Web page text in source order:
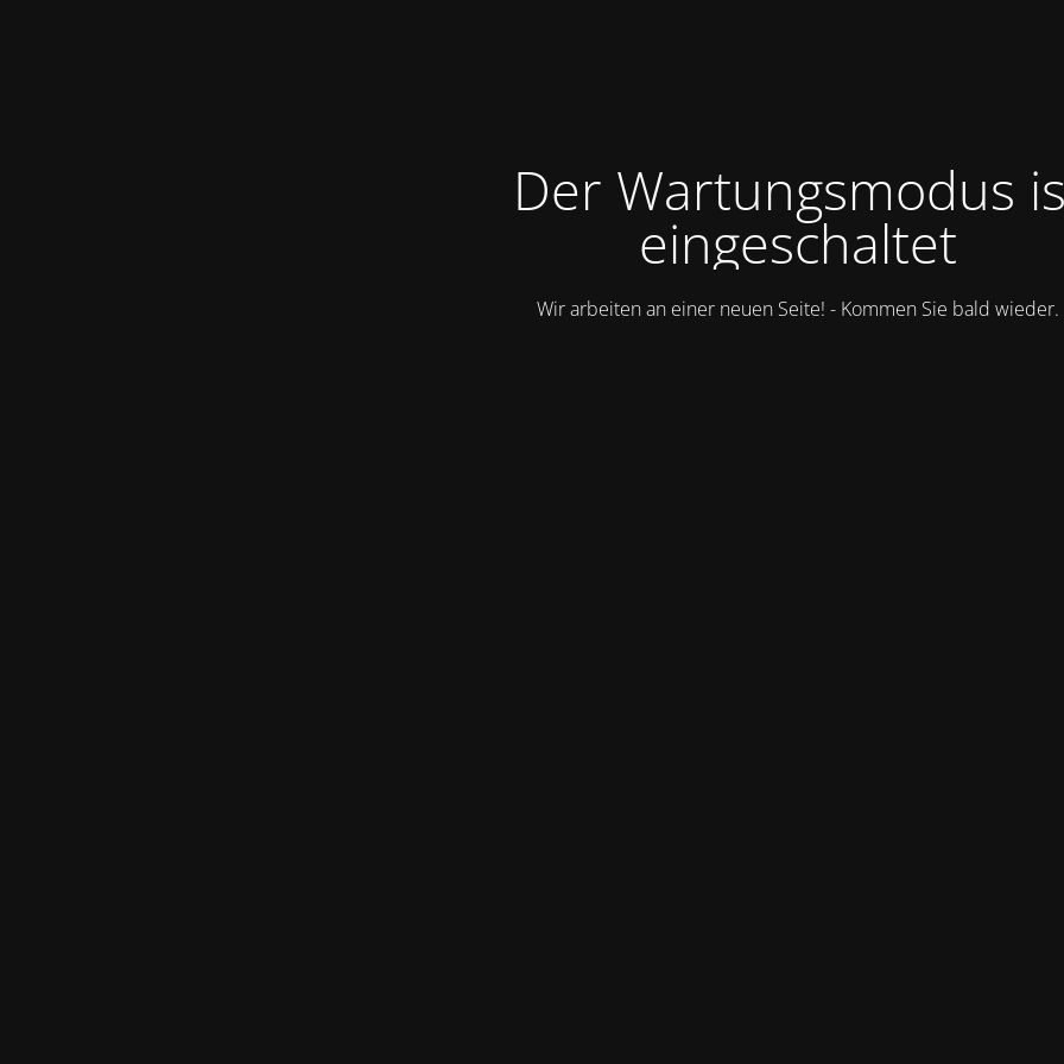
Der Wartungsmodus
eingeschaltet
Wir arbeiten an einer neuen Seite! - Kommen Sie bald wieder.